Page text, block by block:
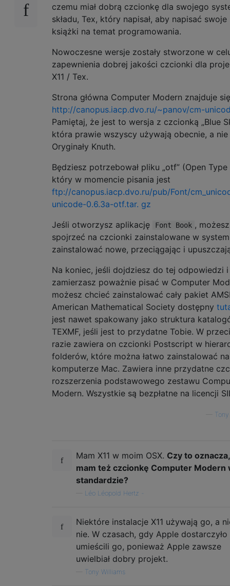
czemu miał dobrą czcionkę dla swojego
składu, Tex, który napisał, aby napisać swoje
książki na temat programowania.
Nowoczesne wersje zostały stworzone w
zapewnienia dobrej jakości czcionki dla
X11 / Tex.
Strona główna Computer Modern znajduje
http://canopus.iacp.dvo.ru/~panov/cm-
Pamiętaj, że jest to wersja z czcionką „Blue
która prawie wszyscy używają obecnie, a nie
Oryginały Knuth.
Będziesz potrzebował pliku „otf” (Open Type
który w momencie pisania jest
ftp://canopus.iacp.dvo.ru/pub/Font/
unicode-0.6.3a-otf.tar. gz
Jeśli otworzysz aplikację
Font Book , możesz
spojrzeć na czcionki zainstalowane w
zainstalować nowe, przeciągając i
Na koniec, jeśli dojdziesz do tej odpowiedzi i
zamierzasz poważnie pisać w Computer
możesz chcieć zainstalować cały pakiet
American Mathematical Society dostępny
jest nawet spakowany jako struktura
TEXMF, jeśli jest to przydatne Tobie. W
razie zawiera on czcionki Postscript w
folderów, które można łatwo zainstalować na
komputerze Mac. Zawiera inne przydatne
rozszerzenia podstawowego zestawu
Modern. Wszystkie są bezpłatne na licencji
Mam X11 w moim OSX. Czy to
mam też czcionkę Computer Modern
standardzie?
Léo Léopold Hertz -
Niektóre instalacje X11 używają go, a
nie. W czasach, gdy Apple dostarczyło
umieścili go, ponieważ Apple zawsze
uwielbiał dobry projekt.
Tony Williams